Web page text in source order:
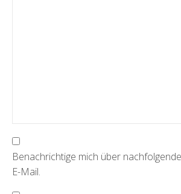
Benachrichtige mich über
E-Mail.